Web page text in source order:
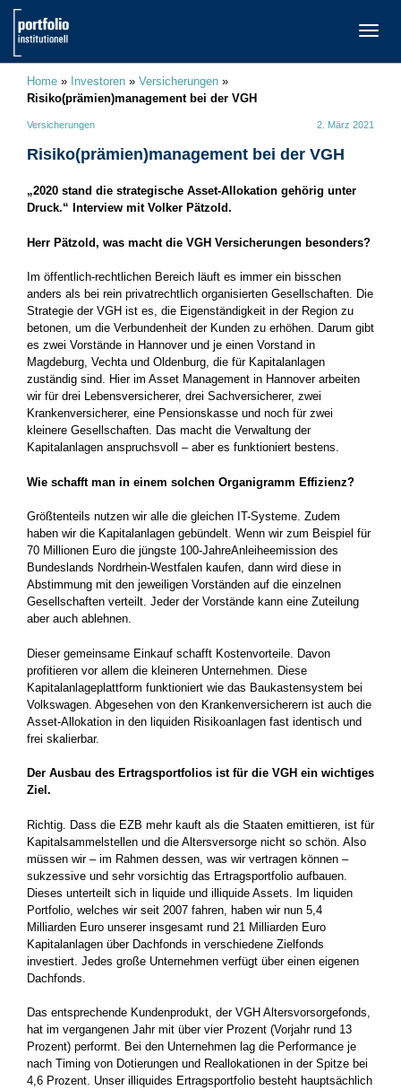
Home » Investoren » Versicherungen »
Risiko(prämien)management bei der VGH
Versicherungen 2. März 2021
Risiko(prämien)management bei der VGH
„2020 stand die strategische Asset-Allokation gehörig unter
Druck.“ Interview mit Volker Pätzold.
Herr Pätzold, was macht die VGH Versicherungen besonders?
Im öffentlich-rechtlichen Bereich läuft es immer ein bisschen
anders als bei rein privatrechtlich organisierten Gesellschaften. Die
Strategie der VGH ist es, die Eigenständigkeit in der Region zu
betonen, um die Verbundenheit der Kunden zu erhöhen. Darum gibt
es zwei Vorstände in Hannover und je einen Vorstand in
Magdeburg, Vechta und Oldenburg, die für Kapitalanlagen
zuständig sind. Hier im Asset Management in Hannover arbeiten
wir für drei Lebensversicherer, drei Sachversicherer, zwei
Krankenversicherer, eine Pensionskasse und noch für zwei
kleinere Gesellschaften. Das macht die Verwaltung der
Kapitalanlagen anspruchsvoll – aber es funktioniert bestens.
Wie schafft man in einem solchen Organigramm Effizienz?
Größtenteils nutzen wir alle die gleichen IT-Systeme. Zudem
haben wir die Kapitalanlagen gebündelt. Wenn wir zum Beispiel für
70 Millionen Euro die jüngste 100-JahreAnleiheemission des
Bundeslands Nordrhein-Westfalen kaufen, dann wird diese in
Abstimmung mit den jeweiligen Vorständen auf die einzelnen
Gesellschaften verteilt. Jeder der Vorstände kann eine Zuteilung
aber auch ablehnen.
Dieser gemeinsame Einkauf schafft Kostenvorteile. Davon
profitieren vor allem die kleineren Unternehmen. Diese
Kapitalanlageplattform funktioniert wie das Baukastensystem bei
Volkswagen. Abgesehen von den Krankenversicherern ist auch die
Asset-Allokation in den liquiden Risikoanlagen fast identisch und
frei skalierbar.
Der Ausbau des Ertragsportfolios ist für die VGH ein wichtiges
Ziel.
Richtig. Dass die EZB mehr kauft als die Staaten emittieren, ist für
Kapitalsammelstellen und die Altersversorge nicht so schön. Also
müssen wir – im Rahmen dessen, was wir vertragen können –
sukzessive und sehr vorsichtig das Ertragsportfolio aufbauen.
Dieses unterteilt sich in liquide und illiquide Assets. Im liquiden
Portfolio, welches wir seit 2007 fahren, haben wir nun 5,4
Milliarden Euro unserer insgesamt rund 21 Milliarden Euro
Kapitalanlagen über Dachfonds in verschiedene Zielfonds
investiert. Jedes große Unternehmen verfügt über einen eigenen
Dachfonds.
Das entsprechende Kundenprodukt, der VGH Altersvorsorgefonds,
hat im vergangenen Jahr mit über vier Prozent (Vorjahr rund 13
Prozent) performt. Bei den Unternehmen lag die Performance je
nach Timing von Dotierungen und Reallokationen in der Spitze bei
4,6 Prozent. Unser illiquides Ertragsportfolio besteht hauptsächlich